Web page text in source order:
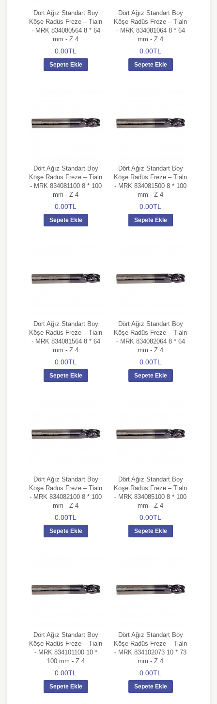
Dört Ağız Standart Boy
Köşe Radüs Freze – Tialn
- MRK 834080564 8 * 64
mm - Z 4
0.00TL
Sepete Ekle
Dört Ağız Standart Boy
Köşe Radüs Freze – Tialn
- MRK 834081064 8 * 64
mm - Z 4
0.00TL
Sepete Ekle
Dört Ağız Standart Boy
Köşe Radüs Freze – Tialn
- MRK 834081100 8 * 100
mm - Z 4
0.00TL
Sepete Ekle
Dört Ağız Standart Boy
Köşe Radüs Freze – Tialn
- MRK 834081500 8 * 100
mm - Z 4
0.00TL
Sepete Ekle
Dört Ağız Standart Boy
Köşe Radüs Freze – Tialn
- MRK 834081564 8 * 64
mm - Z 4
0.00TL
Sepete Ekle
Dört Ağız Standart Boy
Köşe Radüs Freze – Tialn
- MRK 834082064 8 * 64
mm - Z 4
0.00TL
Sepete Ekle
Dört Ağız Standart Boy
Köşe Radüs Freze – Tialn
- MRK 834082100 8 * 100
mm - Z 4
0.00TL
Sepete Ekle
Dört Ağız Standart Boy
Köşe Radüs Freze – Tialn
- MRK 834085100 8 * 100
mm - Z 4
0.00TL
Sepete Ekle
Dört Ağız Standart Boy
Köşe Radüs Freze – Tialn
- MRK 834101100 10 *
100 mm - Z 4
0.00TL
Sepete Ekle
Dört Ağız Standart Boy
Köşe Radüs Freze – Tialn
- MRK 834102073 10 * 73
mm - Z 4
0.00TL
Sepete Ekle